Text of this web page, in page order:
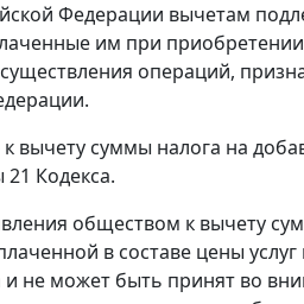
Федерации вычетам
им при приобретении
операций,
вычету суммы налога на
21 Кодекса.
обществом к вычету
в составе цены
не может быть принят во